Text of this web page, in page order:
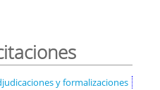
y formalizaciones